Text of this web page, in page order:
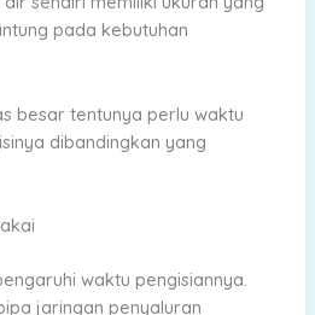
pada kebutuhan
besar tentunya perlu waktu
dibandingkan yang
waktu pengisiannya.
jaringan penyaluran